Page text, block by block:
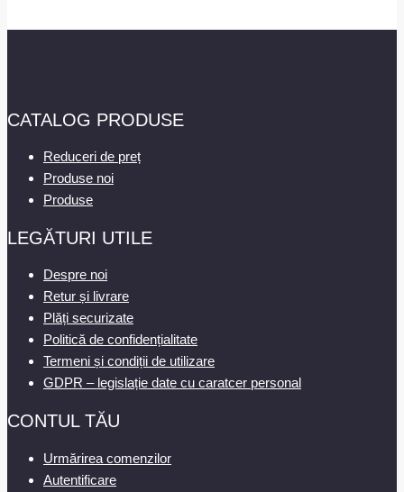
CATALOG PRODUSE
Reduceri de preț
Produse noi
Produse
LEGĂTURI UTILE
Despre noi
Retur și livrare
Plăți securizate
Politică de confidențialitate
Termeni și condiții de utilizare
GDPR – legislație date cu caratcer personal
CONTUL TĂU
Urmărirea comenzilor
Autentificare